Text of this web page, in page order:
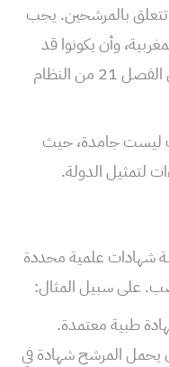
بالمرشحين. يجب
وأن يكونوا قد
استوفوا الشروط المنصوص عليها في الفصل 21 من النظام
ليست جامدة، حيث
لتمثيل الدولة.
شهادات علمية محددة
على سبيل المثال:
طبية معتمدة.
المرشح شهادة في